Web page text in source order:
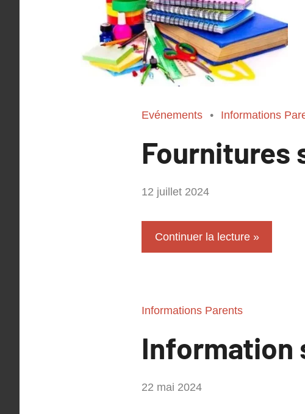
Evénements Informations
Fournitures
par
12 juillet 2024
Continuer la lecture
Informations Parents
Information
par
22 mai 2024